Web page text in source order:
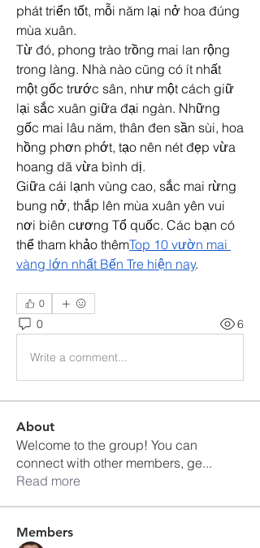
phát triển tốt, mỗi năm lại nở hoa đúng
mùa xuân.
Từ đó, phong trào trồng mai lan rộng
trong làng. Nhà nào cũng có ít nhất
một gốc trước sân, như một cách giữ
lại sắc xuân giữa đại ngàn. Những
gốc mai lâu năm, thân đen sần sùi, hoa
hồng phơn phớt, tạo nên nét đẹp vừa
hoang dã vừa bình dị.
Giữa cái lạnh vùng cao, sắc mai rừng
bung nở, thắp lên mùa xuân yên vui
nơi biên cương Tổ quốc. Các bạn có
thể tham khảo thêmTop 10 vườn mai
vàng lớn nhất Bến Tre hiện nay.
0
0 6
Write a comment...
About
Welcome to the group! You can
connect with other members, ge...
Read more
Members